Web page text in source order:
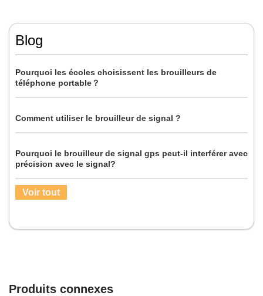
Blog
Pourquoi les écoles choisissent les brouilleurs de
téléphone portable？
Comment utiliser le brouilleur de signal ?
Pourquoi le brouilleur de signal gps peut-il interférer avec
précision avec le signal?
Voir tout
Produits connexes